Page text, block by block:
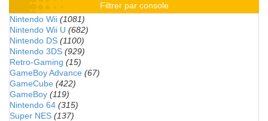
Filtrer par console
Nintendo Wii (1081)
Nintendo Wii U (682)
Nintendo DS (1100)
Nintendo 3DS (929)
Retro-Gaming (15)
GameBoy Advance (67)
GameCube (422)
GameBoy (119)
Nintendo 64 (315)
Super NES (137)